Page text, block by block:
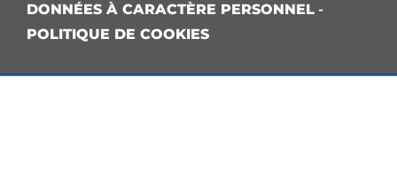
DONNÉES À CARACTÈRE PERSONNEL -
POLITIQUE DE COOKIES